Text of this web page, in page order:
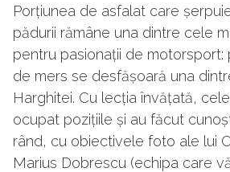
Porțiunea de asfalat care
pădurii rămâne una dintre cele
pentru pasionații de motorsport:
de mers se desfășoară una
Harghitei. Cu lecția învățată,
ocupat pozițiile și au făcut
rând, cu obiectivele foto ale lui
Marius Dobrescu (echipa care